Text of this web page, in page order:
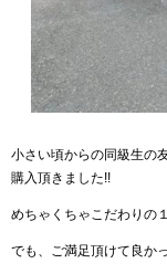
小さい頃からの同級生
購入頂きました!!
めちゃくちゃこだわりの
でも、ご満足頂けて良か